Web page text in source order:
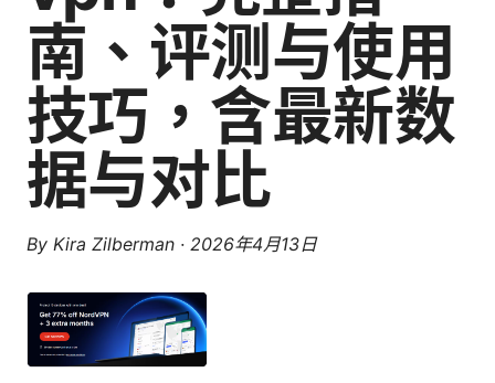
南、评测与使用
技巧，含最新数
据与对比
By Kira Zilberman · 2026年4月13日